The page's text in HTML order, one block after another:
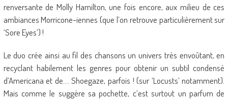
renversante de Molly Hamilton, une fois encore, aux milieu de ces
ambiances Morricone-iennes (que l’on retrouve particulièrement sur
‘Sore Eyes’) !
Le duo crée ainsi au fil des chansons un univers très envoûtant, en
recyclant habilement les genres pour obtenir un subtil condensé
d’Americana et de…. Shoegaze, parfois ! (sur ‘Locusts’ notamment).
Mais comme le suggère sa pochette, c’est surtout un parfum de